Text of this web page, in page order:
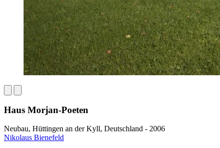
Haus Morjan-Poeten
Neubau, Hüttingen an der Kyll, Deutschland - 2006
Nikolaus Bienefeld